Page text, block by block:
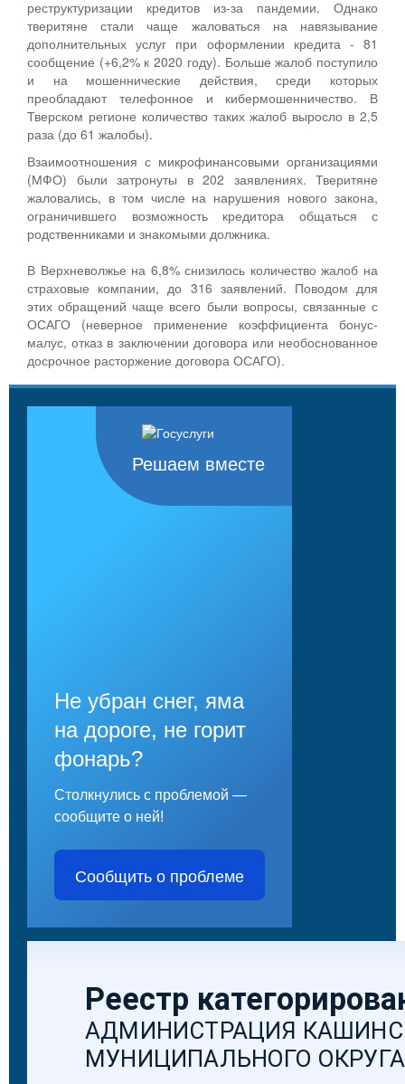
реструктуризации кредитов из-за пандемии. Однако
тверитяне стали чаще жаловаться на навязывание
дополнительных услуг при оформлении кредита - 81
сообщение (+6,2% к 2020 году). Больше жалоб поступило
и на мошеннические действия, среди которых
преобладают телефонное и кибермошенничество. В
Тверском регионе количество таких жалоб выросло в 2,5
раза (до 61 жалобы).
Взаимоотношения с микрофинансовыми организациями
(МФО) были затронуты в 202 заявлениях. Тверитяне
жаловались, в том числе на нарушения нового закона,
ограничившего возможность кредитора общаться с
родственниками и знакомыми должника.
В Верхневолжье на 6,8% снизилось количество жалоб на
страховые компании, до 316 заявлений. Поводом для
этих обращений чаще всего были вопросы, связанные с
ОСАГО (неверное применение коэффициента бонус-
малус, отказ в заключении договора или необоснованное
досрочное расторжение договора ОСАГО).
Решаем вместе
Не убран снег, яма
на дороге, не горит
фонарь?
Столкнулись с проблемой —
сообщите о ней!
Сообщить о проблеме